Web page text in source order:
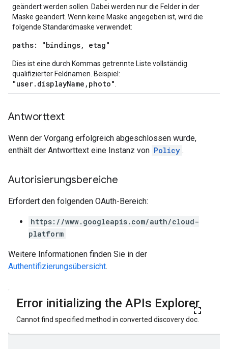
geändert werden sollen. Dabei werden nur die Felder in der
Maske geändert. Wenn keine Maske angegeben ist, wird die
folgende Standardmaske verwendet:
paths: "bindings, etag"
Dies ist eine durch Kommas getrennte Liste vollständig
qualifizierter Feldnamen. Beispiel:
"user.displayName,photo"
Antworttext
Wenn der Vorgang erfolgreich abgeschlossen wurde,
enthält der Antworttext eine Instanz von Policy .
Autorisierungsbereiche
Erfordert den folgenden OAuth-Bereich:
https://www.googleapis.com/auth/cloud-
platform
Weitere Informationen finden Sie in der
Authentifizierungsübersicht.